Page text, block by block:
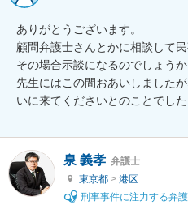
ありがとうございます。
顧問弁護士さんとかに相談して
その場合示談になるのでしょうか
先生にはこの間おあいしました
いに来てくださいとのことでした
泉 義孝 弁護士
東京都 > 港区
刑事事件に注力する弁